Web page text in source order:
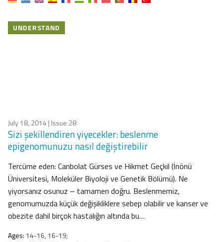
UNDERSTAND
July 18, 2014 | Issue 28
Sizi şekillendiren yiyecekler: beslenme
epigenomunuzu nasıl değiştirebilir
Tercüme eden: Canbolat Gürses ve Hikmet Geçkil (İnönü
Üniversitesi, Moleküler Biyoloji ve Genetik Bölümü). Ne
yiyorsanız osunuz – tamamen doğru. Beslenmemiz,
genomumuzda küçük değişikliklere sebep olabilir ve kanser ve
obezite dahil birçok hastalığın altında bu…
Ages: 14-16, 16-19;